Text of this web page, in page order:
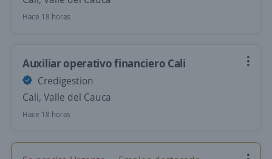
Hace 18 horas
Auxiliar operativo financiero Cali
Credigestion
Cali, Valle del Cauca
Hace 18 horas